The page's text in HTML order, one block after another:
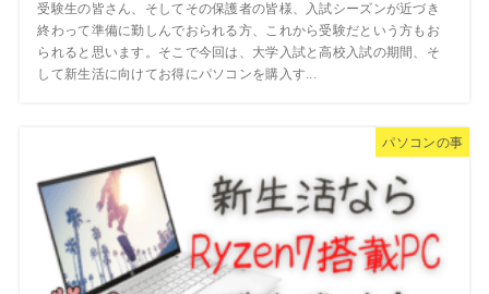
受験生の皆さん、そしてその保護者の皆様、入試シーズンが近づき
終わって準備に勤しんでおられる方、これから受験だという方もお
られると思います。そこで今回は、大学入試と高校入試の期間、そ
して新生活に向けてお得にパソコンを購入す...
パソコンの事